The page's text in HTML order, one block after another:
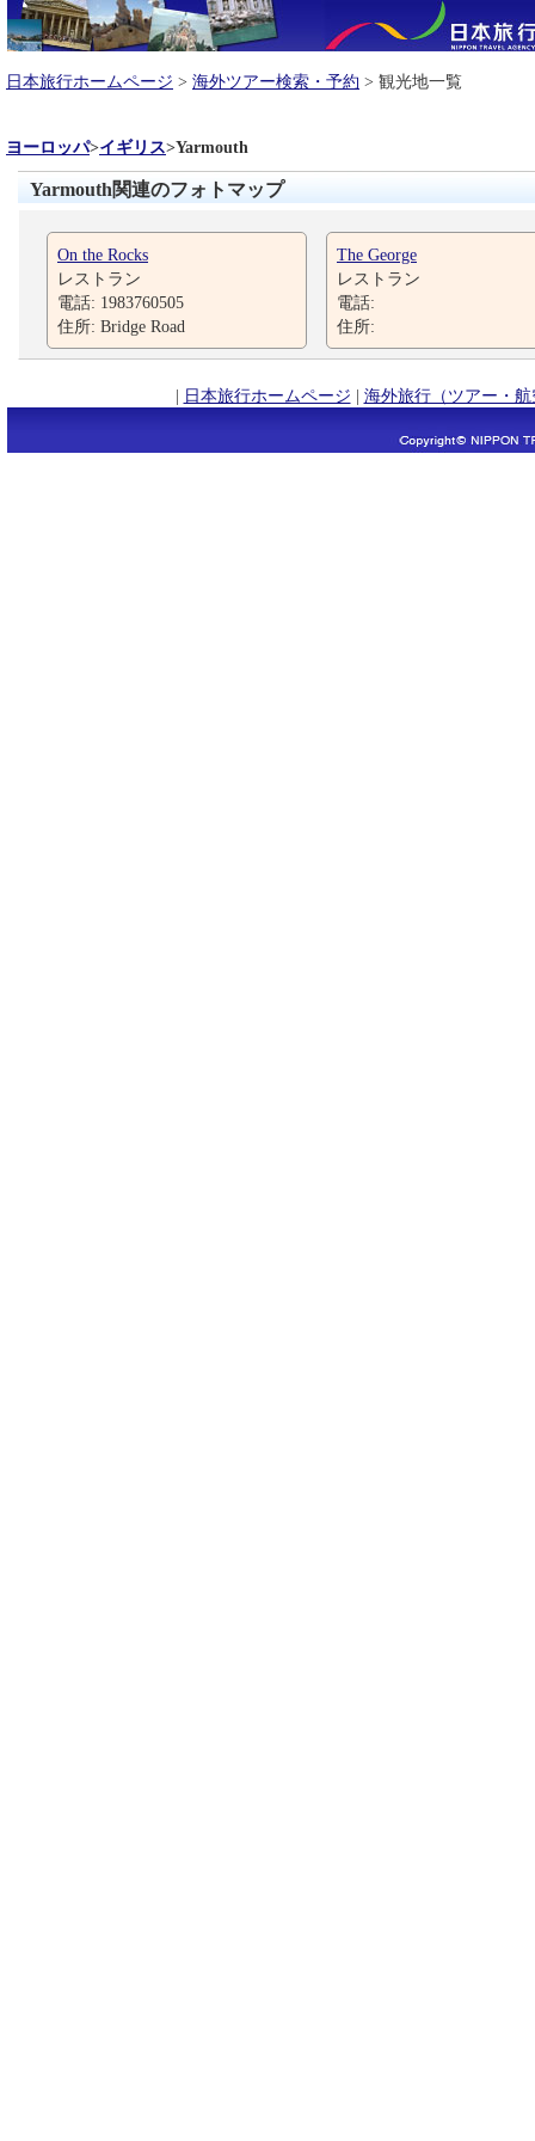
日本旅行ホームページ > 海外ツアー検索・予約 > 観光地一覧
ヨーロッパ>イギリス>Yarmouth
Yarmouth関連のフォトマップ
On the Rocks
レストラン
電話: 1983760505
住所: Bridge Road
The George
レストラン
電話:
住所:
| 日本旅行ホームページ | 海外旅行（ツアー・航